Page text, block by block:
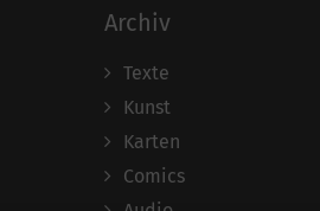
Archiv
Texte
Kunst
Karten
Comics